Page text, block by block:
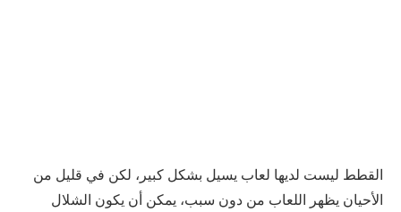
القطط ليست لديها لعاب يسيل بشكل كبير، لكن في قليل من
الأحيان يظهر اللعاب من دون سبب، يمكن أن يكون الشلال